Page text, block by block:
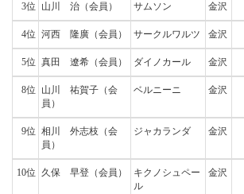
3位 山川 治 （会員） サムソン 金沢
4位 河西 隆廣 （会員） サークルワルツ 金沢
5位 真田 遼希 （会員） ダイノカール 金沢
8位 山川 祐賀子 （会
員）
ベルニーニ 金沢
9位 相川 外志枝 （会
員）
ジャカランダ 金沢
10位 久保 早登 （会員）
キクノシュペー
ル
金沢